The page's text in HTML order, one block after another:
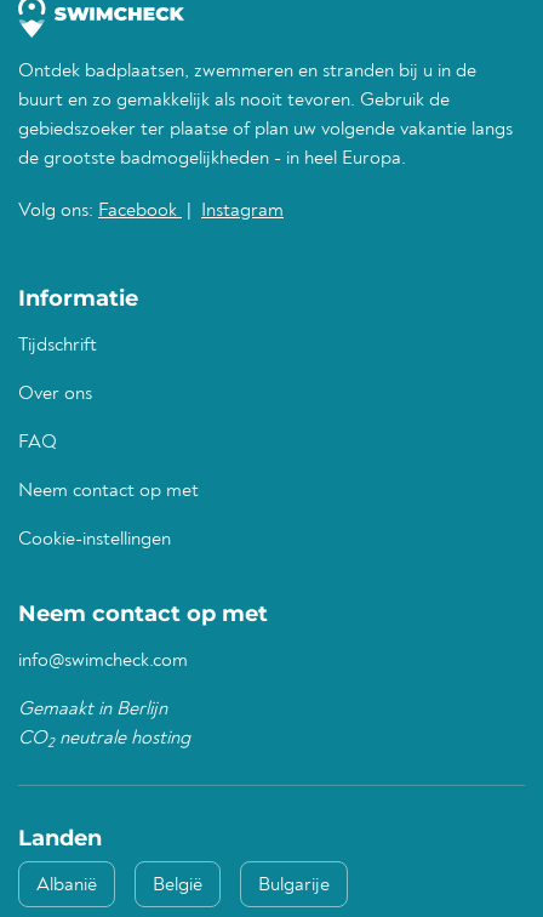
Ontdek badplaatsen, zwemmeren en stranden bij u in de
buurt en zo gemakkelijk als nooit tevoren. Gebruik de
gebiedszoeker ter plaatse of plan uw volgende vakantie langs
de grootste badmogelijkheden - in heel Europa.
Volg ons: Facebook Instagram
Informatie
Tijdschrift
Over ons
FAQ
Neem contact op met
Cookie-instellingen
Neem contact op met
info@swimcheck.com
Gemaakt in Berlijn
CO2neutrale hosting
Landen
Albanië België Bulgarije